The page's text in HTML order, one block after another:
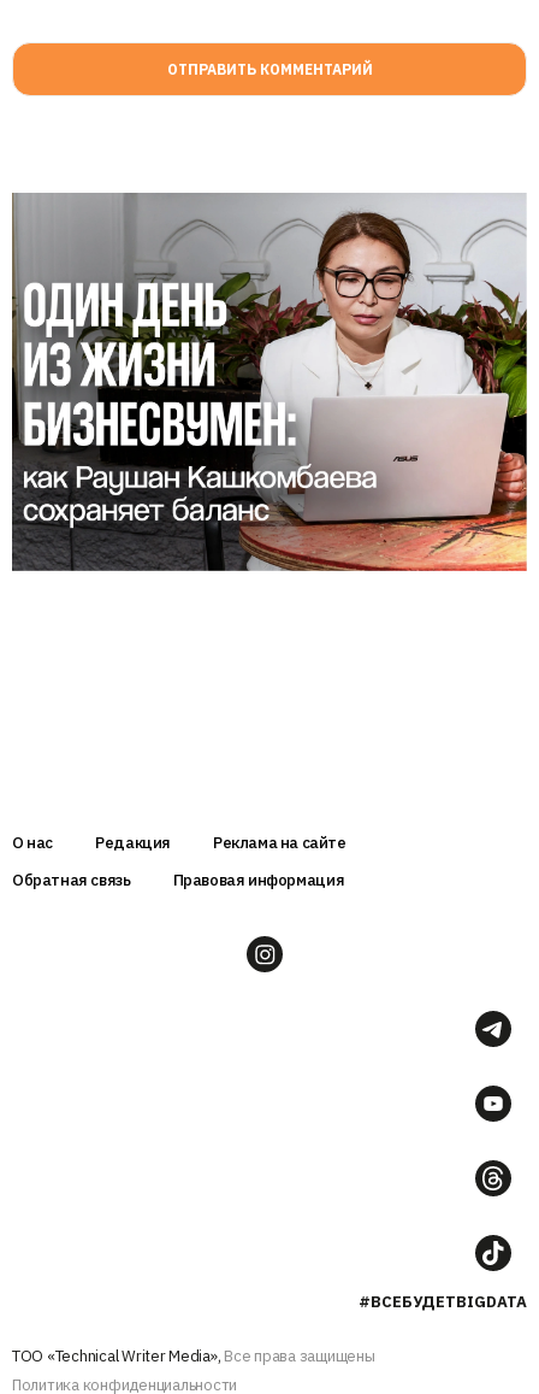
О нас Редакция
Реклама на сайте
Обратная связь
Правовая информация
#ВСЕБУДЕТBIGDATA
ТОО «Technical Writer Media», Все права защищены
Политика конфиденциальности